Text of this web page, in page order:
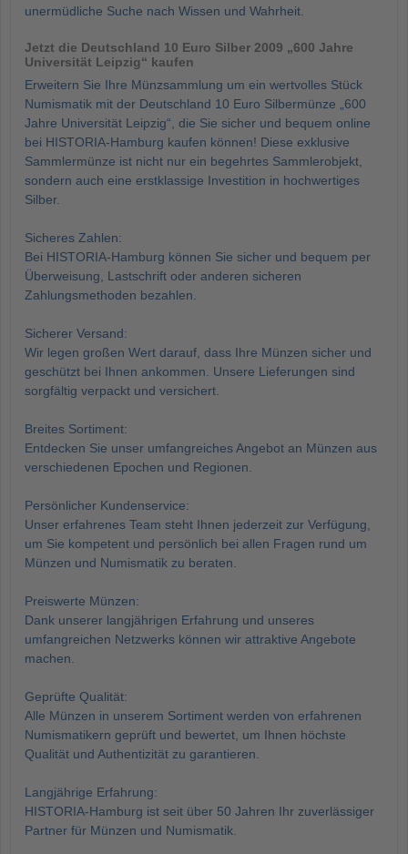
unermüdliche Suche nach Wissen und Wahrheit.
Jetzt die Deutschland 10 Euro Silber 2009 „600 Jahre
Universität Leipzig“ kaufen
Erweitern Sie Ihre Münzsammlung um ein wertvolles Stück
Numismatik mit der Deutschland 10 Euro Silbermünze „600
Jahre Universität Leipzig“, die Sie sicher und bequem online
bei HISTORIA-Hamburg kaufen können! Diese exklusive
Sammlermünze ist nicht nur ein begehrtes Sammlerobjekt,
sondern auch eine erstklassige Investition in hochwertiges
Silber.
Sicheres Zahlen:
Bei HISTORIA-Hamburg können Sie sicher und bequem per
Überweisung, Lastschrift oder anderen sicheren
Zahlungsmethoden bezahlen.
Sicherer Versand:
Wir legen großen Wert darauf, dass Ihre Münzen sicher und
geschützt bei Ihnen ankommen. Unsere Lieferungen sind
sorgfältig verpackt und versichert.
Breites Sortiment:
Entdecken Sie unser umfangreiches Angebot an Münzen aus
verschiedenen Epochen und Regionen.
Persönlicher Kundenservice:
Unser erfahrenes Team steht Ihnen jederzeit zur Verfügung,
um Sie kompetent und persönlich bei allen Fragen rund um
Münzen und Numismatik zu beraten.
Preiswerte Münzen:
Dank unserer langjährigen Erfahrung und unseres
umfangreichen Netzwerks können wir attraktive Angebote
machen.
Geprüfte Qualität:
Alle Münzen in unserem Sortiment werden von erfahrenen
Numismatikern geprüft und bewertet, um Ihnen höchste
Qualität und Authentizität zu garantieren.
Langjährige Erfahrung:
HISTORIA-Hamburg ist seit über 50 Jahren Ihr zuverlässiger
Partner für Münzen und Numismatik.